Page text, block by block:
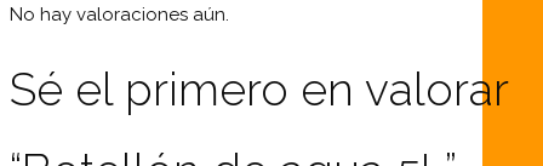
No hay valoraciones aún.
Sé el primero en valorar